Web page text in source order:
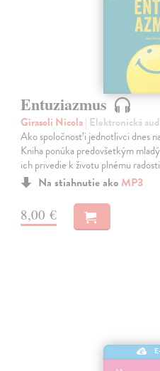
Entuziazmus
Girasoli Nicola| Elektronická
Ako spoločnosť i jednotlivci dnes
Kniha ponúka predovšetkým
ich privedie k životu plnému
Na stiahnutie ako MP3
8,00 €